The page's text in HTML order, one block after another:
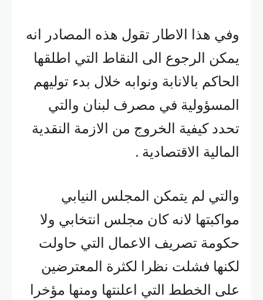
وفي هذا الاطار تقول هذه المصادر انه
يمكن الرجوع الى النقاط التي اطلقها
الحاكم بالانابة ونوابه خلال بدء توليهم
المسؤولية في مصرف لبنان والتي
تحدد كيفية الخروج من الازمة النقدية
المالية الاقتصادية .
والتي لم يتمكن المجلس النيابي
مواكبتها لانه كان مجلس انتخابي ولا
حكومة تصريف الاعمال التي حاولت
لكنها فشلت نظرا لكثرة المعترضين
على الخطط التي اعلنتها ومنها مؤخرا